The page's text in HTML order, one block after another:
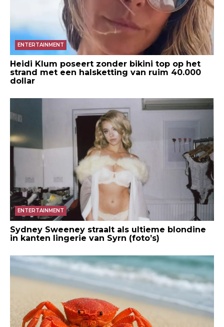
ENTERTAINMENT
Heidi Klum poseert zonder bikini top op het
strand met een halsketting van ruim 40.000
dollar
ENTERTAINMENT
Sydney Sweeney straalt als ultieme blondine
in kanten lingerie van Syrn (foto’s)